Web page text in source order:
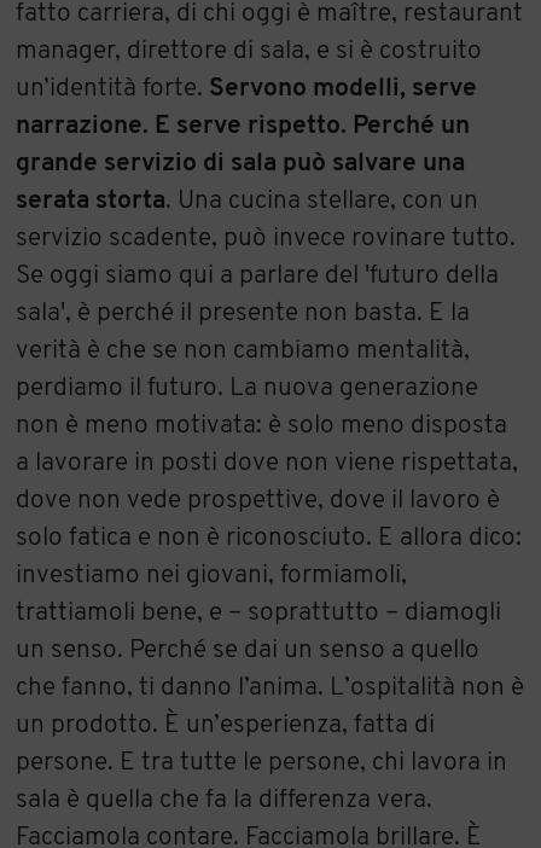
fatto carriera, di chi oggi è maître, restaurant
manager, direttore di sala, e si è costruito
un’identità forte. Servono modelli, serve
narrazione. E serve rispetto. Perché un
grande servizio di sala può salvare una
serata storta. Una cucina stellare, con un
servizio scadente, può invece rovinare tutto.
Se oggi siamo qui a parlare del 'futuro della
sala', è perché il presente non basta. E la
verità è che se non cambiamo mentalità,
perdiamo il futuro. La nuova generazione
non è meno motivata: è solo meno disposta
a lavorare in posti dove non viene rispettata,
dove non vede prospettive, dove il lavoro è
solo fatica e non è riconosciuto. E allora dico:
investiamo nei giovani, formiamoli,
trattiamoli bene, e – soprattutto – diamogli
un senso. Perché se dai un senso a quello
che fanno, ti danno l’anima. L’ospitalità non è
un prodotto. È un’esperienza, fatta di
persone. E tra tutte le persone, chi lavora in
sala è quella che fa la differenza vera.
Facciamola contare. Facciamola brillare. È